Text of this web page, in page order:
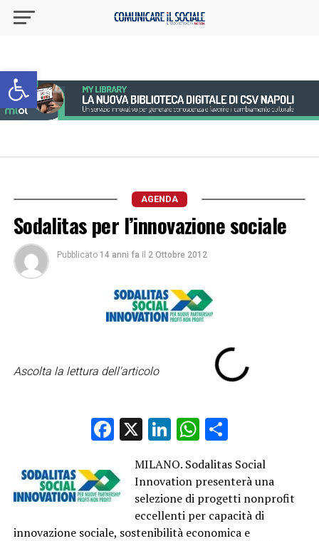
Apri la barra degli strumenti
AGENDA
Sodalitas per l’innovazione sociale
Pubblicato 14 anni fa il 2 Ottobre 2012
Ascolta la lettura dell'articolo
Facebook
X LinkedIn
WhatsApp
Condividi
MILANO. Sodalitas Social
Innovation presenterà una
selezione di progetti nonprofit
eccellenti per capacità di
innovazione sociale, sostenibilità economica e